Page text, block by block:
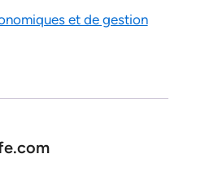
et de gestion